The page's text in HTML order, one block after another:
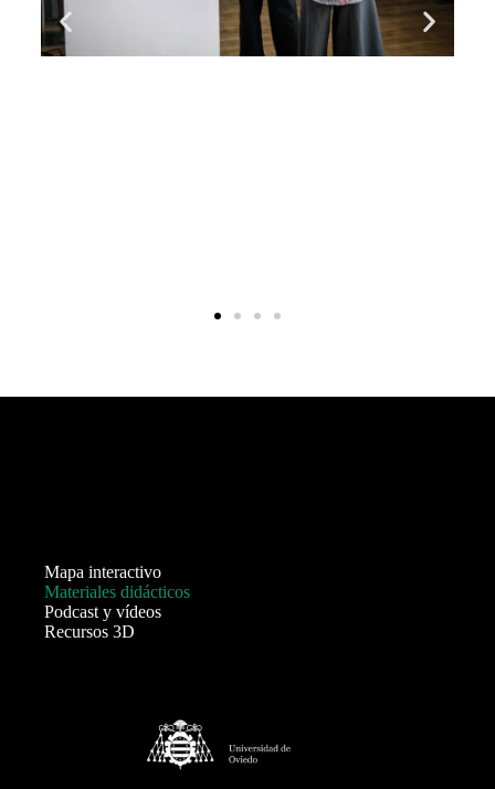
Mapa interactivo
Materiales didácticos
Podcast y vídeos
Recursos 3D